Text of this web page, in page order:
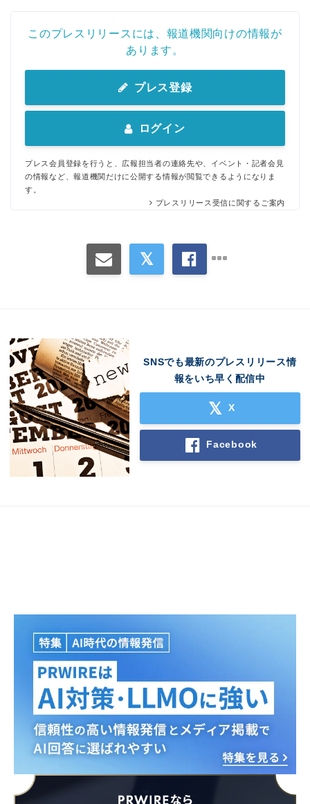
このプレスリリースには、報道機関向けの情報が
あります。
プレス登録
ログイン
プレス会員登録を行うと、広報担当者の連絡先や、イベント・記者会見
の情報など、報道機関だけに公開する情報が閲覧できるようになりま
す。
プレスリリース受信に関するご案内
SNSでも最新のプレスリリース情
報をいち早く配信中
X
Facebook
English